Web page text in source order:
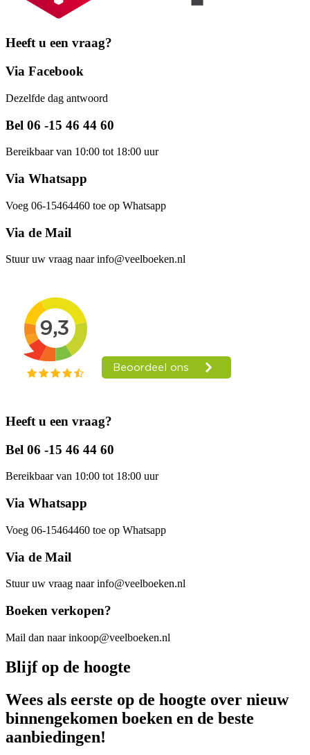
Heeft u een vraag?
Via Facebook
Dezelfde dag antwoord
Bel 06 -15 46 44 60
Bereikbaar van 10:00 tot 18:00 uur
Via Whatsapp
Voeg 06-15464460 toe op Whatsapp
Via de Mail
Stuur uw vraag naar info@veelboeken.nl
Heeft u een vraag?
Bel 06 -15 46 44 60
Bereikbaar van 10:00 tot 18:00 uur
Via Whatsapp
Voeg 06-15464460 toe op Whatsapp
Via de Mail
Stuur uw vraag naar info@veelboeken.nl
Boeken verkopen?
Mail dan naar inkoop@veelboeken.nl
Blijf op de hoogte
Wees als eerste op de hoogte over nieuw
binnengekomen boeken en de beste
aanbiedingen!